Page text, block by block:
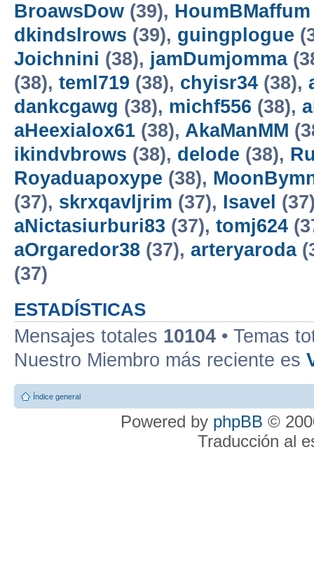
BroawsDow (39), HoumBMaffum
dkindslrows (39), guingplogue
Joichnini (38), jamDumjomma
(38), teml719 (38), chyisr34 (38),
dankcgawg (38), michf556 (38),
aHeexialox61 (38), AkaManMM
ikindvbrows (38), delode (38),
Royaduapoxype (38),
(37), skrxqavljrim (37), Isavel
aNictasiurburi83 (37), tomj624
aOrgaredor38 (37), arteryaroda
(37)
ESTADÍSTICAS
Mensajes totales 10104 • Temas
Nuestro Miembro más reciente es
Índice general
Powered by phpBB ©
Traducción al